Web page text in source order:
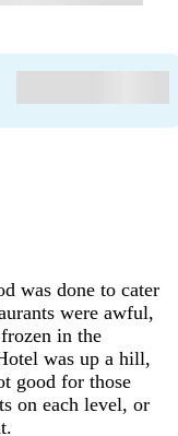
was done to cater
were awful,
in the
was up a hill,
good for those
on each level, or